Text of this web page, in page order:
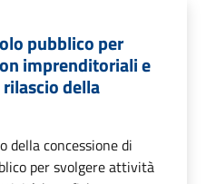
pubblico per
imprenditoriali e
della
della concessione di
per svolgere attività